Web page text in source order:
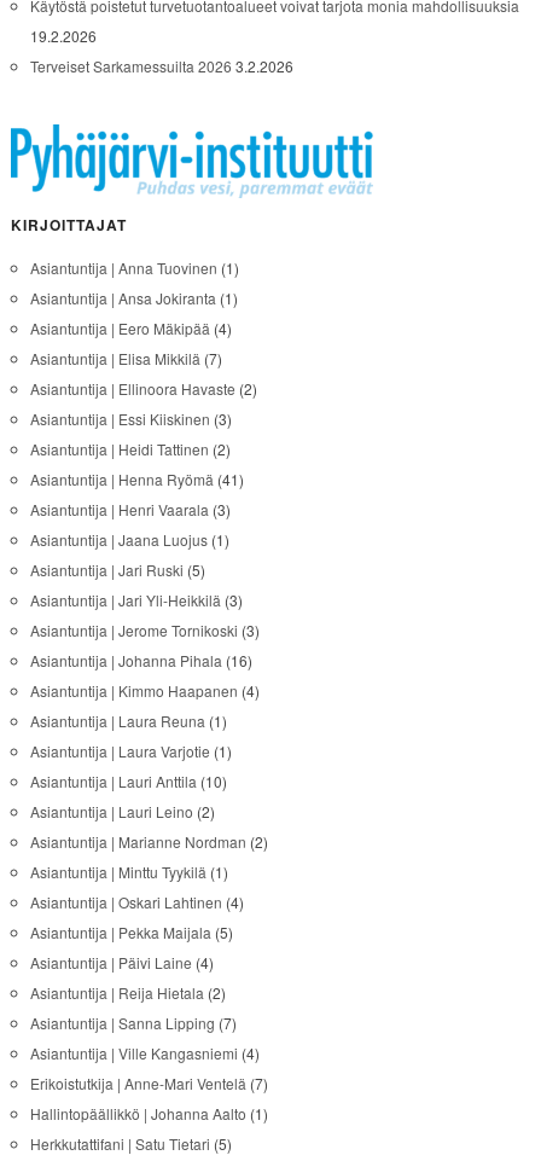
Käytöstä poistetut turvetuotantoalueet voivat tarjota monia mahdollisuuksia
19.2.2026
Terveiset Sarkamessuilta 2026 3.2.2026
KIRJOITTAJAT
Asiantuntija | Anna Tuovinen (1)
Asiantuntija | Ansa Jokiranta (1)
Asiantuntija | Eero Mäkipää (4)
Asiantuntija | Elisa Mikkilä (7)
Asiantuntija | Ellinoora Havaste (2)
Asiantuntija | Essi Kiiskinen (3)
Asiantuntija | Heidi Tattinen (2)
Asiantuntija | Henna Ryömä (41)
Asiantuntija | Henri Vaarala (3)
Asiantuntija | Jaana Luojus(1)
Asiantuntija | Jari Ruski (5)
Asiantuntija | Jari Yli-Heikkilä (3)
Asiantuntija | Jerome Tornikoski (3)
Asiantuntija | Johanna Pihala (16)
Asiantuntija | Kimmo Haapanen (4)
Asiantuntija | Laura Reuna (1)
Asiantuntija | Laura Varjotie (1)
Asiantuntija | Lauri Anttila (10)
Asiantuntija | Lauri Leino (2)
Asiantuntija | Marianne Nordman (2)
Asiantuntija | Minttu Tyykilä (1)
Asiantuntija | Oskari Lahtinen (4)
Asiantuntija | Pekka Maijala (5)
Asiantuntija | Päivi Laine (4)
Asiantuntija | Reija Hietala (2)
Asiantuntija | Sanna Lipping (7)
Asiantuntija | Ville Kangasniemi (4)
Erikoistutkija | Anne-Mari Ventelä (7)
Hallintopäällikkö | Johanna Aalto (1)
Herkkutattifani | Satu Tietari (5)